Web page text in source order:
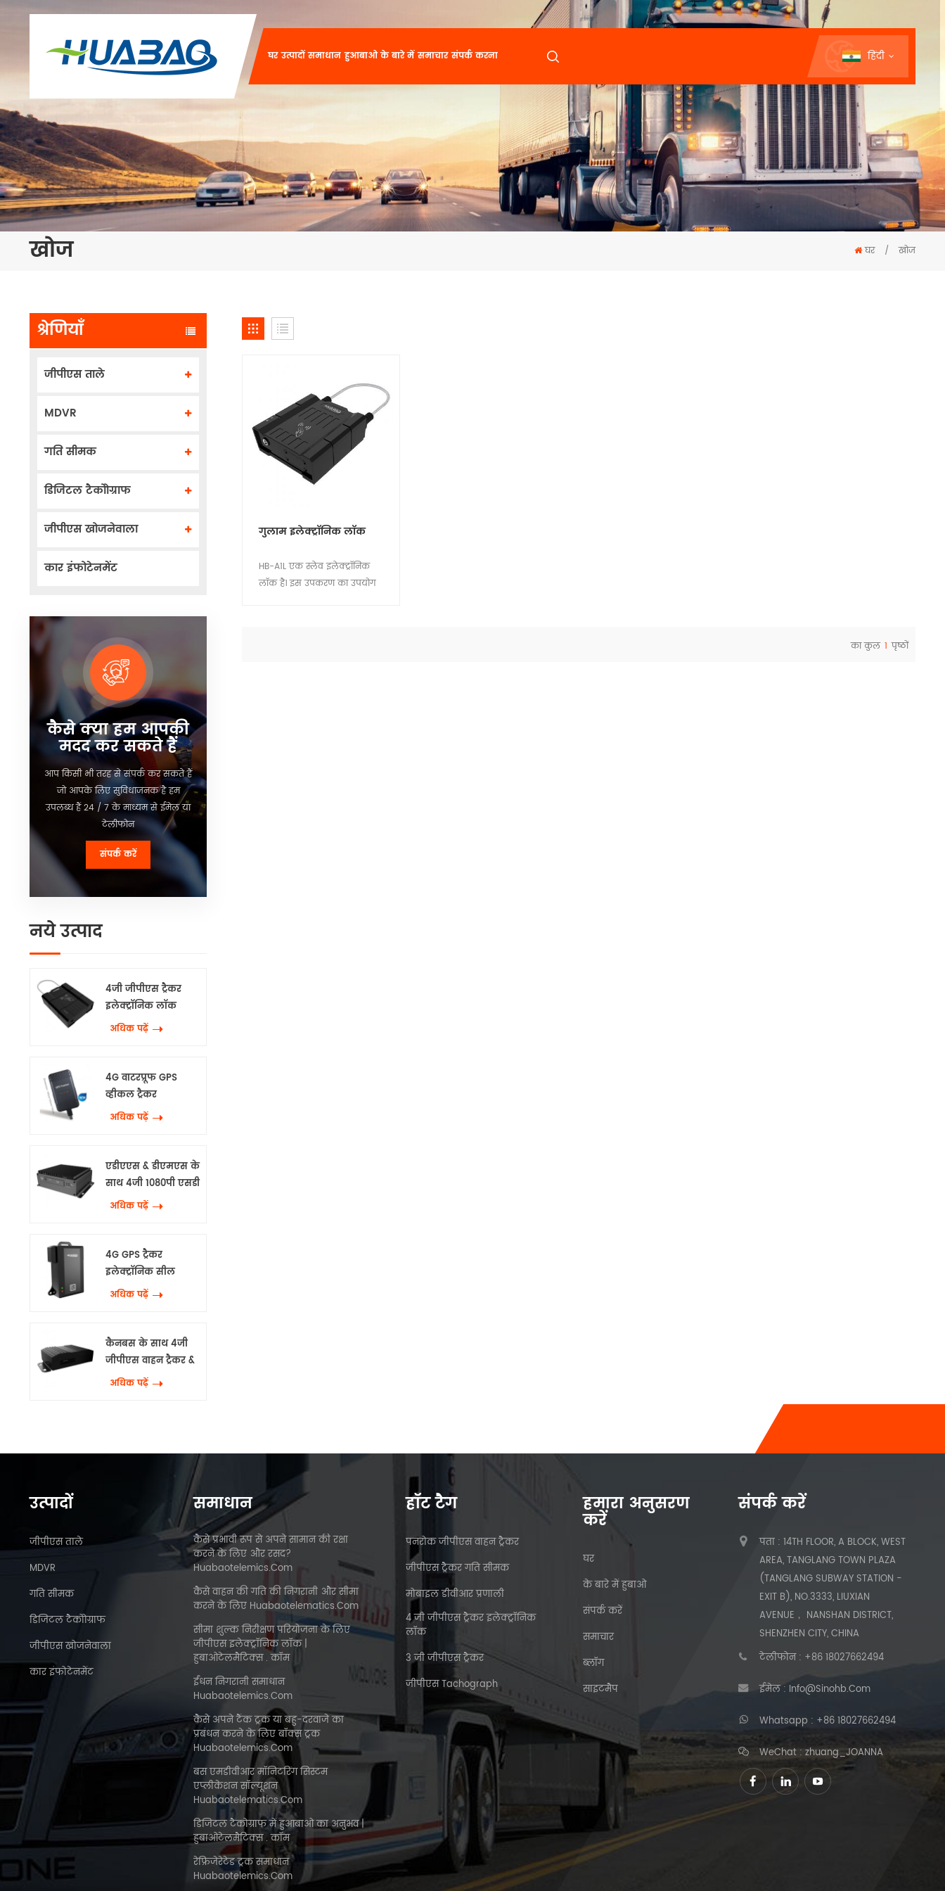
घर उत्पादों समाधान हुआबाओ के बारे में समाचार संपर्क करना हिंदी
खोज घर / खोज
श्रेणियाँ
जीपीएस ताले
MDVR
गति सीमक
डिजिटल टैकोोग्राफ
जीपीएस खोजनेवाला
कार इंफोटेनमेंट
कैसे क्या हम आपकी
मदद कर सकते हैं
आप किसी भी तरह से संपर्क कर सकते हैं
जो आपके लिए सुविधाजनक है हम
उपलब्ध हैं 24 / 7 के माध्यम से ईमेल या
टेलीफोन
संपर्क करें
नये उत्पाद
4जी जीपीएस ट्रैकर
इलेक्ट्रॉनिक लॉक
अधिक पढ़ें
4G वाटरप्रूफ GPS
व्हीकल ट्रैकर
अधिक पढ़ें
एडीएएस & डीएमएस के
साथ 4जी 1080पी एसडी
एमडीवीआर
अधिक पढ़ें
4G GPS ट्रैकर
इलेक्ट्रॉनिक सील
अधिक पढ़ें
कैनबस के साथ 4जी
जीपीएस वाहन ट्रैकर &
वाईफाई
अधिक पढ़ें
गुलाम इलेक्ट्रॉनिक लॉक
HB-A1L एक स्लेव इलेक्ट्रॉनिक
लॉक है। इस उपकरण का उपयोग
का कुल 1 पृष्ठों
उत्पादों
जीपीएस ताले
MDVR
गति सीमक
डिजिटल टैकोोग्राफ
जीपीएस खोजनेवाला
कार इंफोटेनमेंट
समाधान
कैसे प्रभावी रूप से अपने सामान की रक्षा
करने के लिए और रसद?
Huabaotelemics.com
कैसे वाहन की गति की निगरानी और सीमा
करने के लिए Huabaotelematics.com
सीमा शुल्क निरीक्षण परियोजना के लिए
जीपीएस इलेक्ट्रॉनिक लॉक |
हुबाओटेलमैटिक्स . कॉम
ईंधन निगरानी समाधान
Huabaotelemics.com
कैसे अपने टैंक ट्रक या बहु-दरवाजे का
प्रबंधन करने के लिए बॉक्स ट्रक
Huabaotelemics.com
बस एमडीवीआर मॉनिटरिंग सिस्टम
एप्लीकेशन सॉल्यूशन
Huabaotelematics.com
डिजिटल टैकोग्राफ में हुआबाओ का अनुभव |
हुबाओटेलमैटिक्स . कॉम
रेफ्रिजेरेटेड ट्रक समाधान
Huabaotelemics.com
हॉट टैग
पनरोक जीपीएस वाहन ट्रैकर
जीपीएस ट्रैकर गति सीमक
मोबाइल डीवीआर प्रणाली
4 जी जीपीएस ट्रैकर इलेक्ट्रॉनिक
लॉक
3 जी जीपीएस ट्रैकर
जीपीएस Tachograph
हमारा अनुसरण
करें
घर
के बारे में हुबाओ
संपर्क करें
समाचार
ब्लॉग
साइटमैप
संपर्क करें
पता : 14TH FLOOR, A BLOCK, WEST
AREA, TANGLANG TOWN PLAZA
(TANGLANG SUBWAY STATION -
EXIT B), NO.3333, LIUXIAN
AVENUE， NANSHAN DISTRICT,
SHENZHEN CITY, CHINA
टेलीफोन : +86 18027662494
ईमेल : Info@sinohb.com
Whatsapp : +86 18027662494
WeChat : zhuang_JOANNA